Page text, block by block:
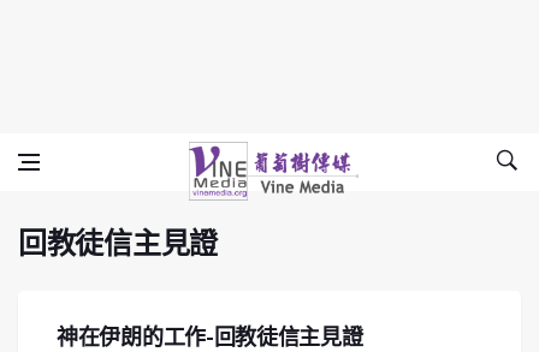
回教徒信主見證
Vine Media
葡萄樹傳媒
回教徒信主見證
神在伊朗的工作-回教徒信主見證